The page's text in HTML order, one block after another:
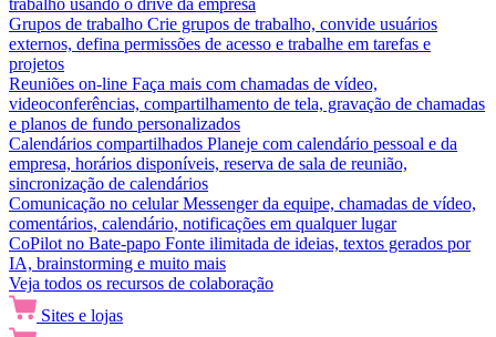
trabalho usando o drive da empresa
Grupos de trabalho Crie grupos de trabalho, convide usuários
externos, defina permissões de acesso e trabalhe em tarefas e
projetos
Reuniões on-line Faça mais com chamadas de vídeo,
videoconferências, compartilhamento de tela, gravação de chamadas
e planos de fundo personalizados
Calendários compartilhados Planeje com calendário pessoal e da
empresa, horários disponíveis, reserva de sala de reunião,
sincronização de calendários
Comunicação no celular Messenger da equipe, chamadas de vídeo,
comentários, calendário, notificações em qualquer lugar
CoPilot no Bate-papo Fonte ilimitada de ideias, textos gerados por
IA, brainstorming e muito mais
Veja todos os recursos de colaboração
Sites e lojas